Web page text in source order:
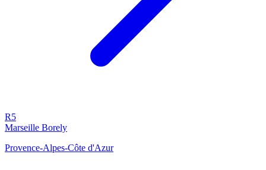
R5
Marseille Borely
Provence-Alpes-Côte d'Azur